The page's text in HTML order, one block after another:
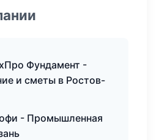
Фундамент -
и сметы в Ростов-
- Промышленная